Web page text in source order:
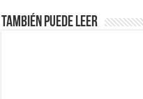
También puede leer